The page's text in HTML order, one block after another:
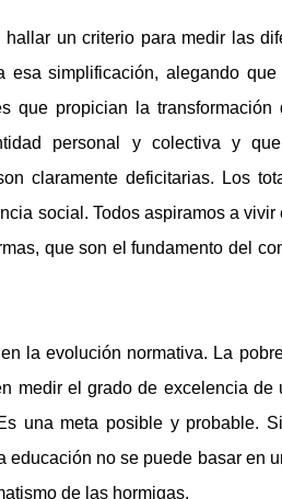
un criterio para medir las
esa simplificación, alegando
que propician la
personal y colectiva y
claramente deficitarias. Los
social. Todos aspiramos a
que son el fundamento del
la evolución normativa. La
medir el grado de excelencia de
una meta posible y probable.
educación no se puede basar en
de las hormigas.